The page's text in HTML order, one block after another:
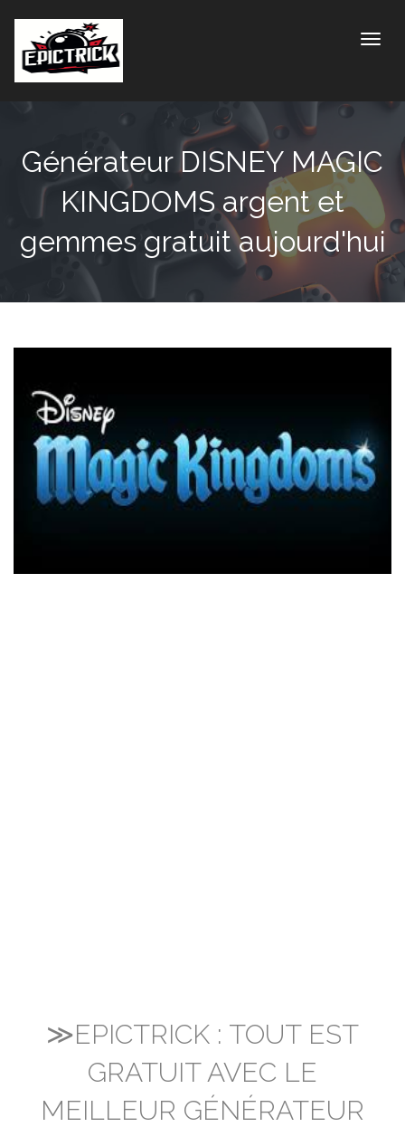
Générateur DISNEY MAGIC
KINGDOMS argent et
gemmes gratuit aujourd'hui
≫EPICTRICK : TOUT EST
GRATUIT AVEC LE
MEILLEUR GÉNÉRATEUR